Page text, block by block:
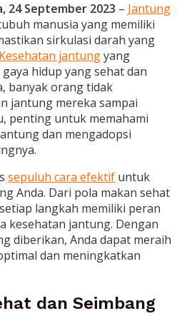
24 September 2023 – Jantung
manusia yang memiliki
sirkulasi darah yang
Kesehatan jantungyang
hidup yang sehat dan
banyak orang tidak
jantung mereka sampai
penting untuk memahami
dan mengadopsi
sepuluh cara efektif untuk
Anda. Dari pola makan sehat
langkah memiliki peran
kesehatan jantung. Dengan
diberikan, Anda dapat meraih
dan meningkatkan
dan Seimbang